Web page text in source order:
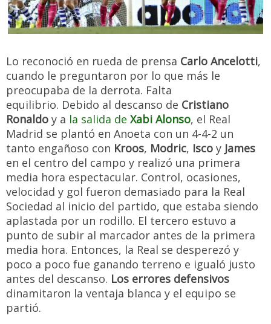
Lo reconoció en rueda de prensa Carlo Ancelotti,
cuando le preguntaron por lo que más le
preocupaba de la derrota. Falta
equilibrio. Debido al descanso de Cristiano
Ronaldo y a la salida de Xabi Alonso, el Real
Madrid se plantó en Anoeta con un 4-4-2 un
tanto engañoso con Kroos, Modric, Isco y James
en el centro del campo y realizó una primera
media hora espectacular. Control, ocasiones,
velocidad y gol fueron demasiado para la Real
Sociedad al inicio del partido, que estaba siendo
aplastada por un rodillo. El tercero estuvo a
punto de subir al marcador antes de la primera
media hora. Entonces, la Real se desperezó y
poco a poco fue ganando terreno e igualó justo
antes del descanso. Los errores defensivos
dinamitaron la ventaja blanca y el equipo se
partió.